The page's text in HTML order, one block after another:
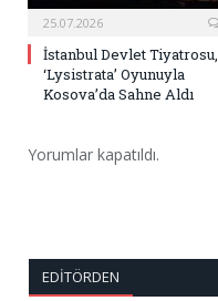
25.07.2026
İstanbul Devlet Tiyatrosu,
‘Lysistrata’ Oyunuyla
Kosova’da Sahne Aldı
Yorumlar kapatıldı.
EDITÖRDEN